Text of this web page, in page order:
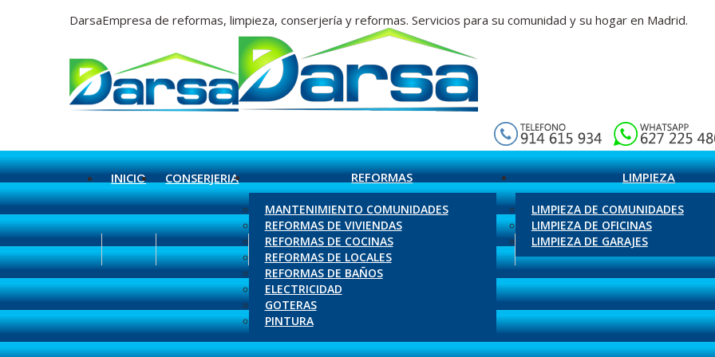
DarsaEmpresa de reformas, limpieza, conserjería y reformas. Servicios para su comunidad y su hogar en Madrid.
INICIO CONSERJERIA REFORMAS
MANTENIMIENTO COMUNIDADES
REFORMAS DE VIVIENDAS
REFORMAS DE COCINAS
REFORMAS DE LOCALES
REFORMAS DE BAÑOS
ELECTRICIDAD
GOTERAS
PINTURA
LIMPIEZA
LIMPIEZA DE COMUNIDADES
LIMPIEZA DE OFICINAS
LIMPIEZA DE GARAJES